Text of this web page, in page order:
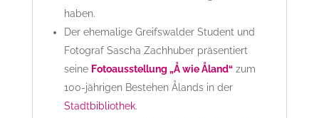
haben.
Der ehemalige Greifswalder Student und
Fotograf Sascha Zachhuber präsentiert
seine Fotoausstellung „Å wie Åland“zum
100-jährigen Bestehen Ålands in der
Stadtbibliothek.